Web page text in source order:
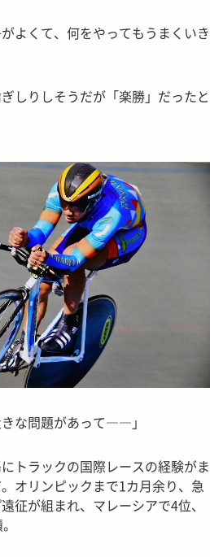
よくて、何をやってもうまくいき
しりしそうだが「楽勝」だったと
きな問題があって――」
トラックの国際レースの経験がま
オリンピックまで1カ月余り、急
征が組まれ、マレーシアで4位、